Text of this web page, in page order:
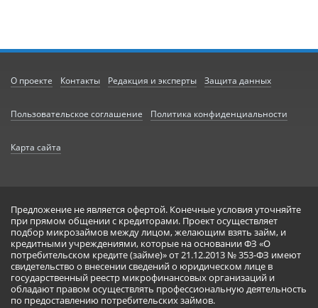
О проекте Контакты Редакция и эксперты Защита данных
Пользовательское соглашение Политика конфиденциальности
Карта сайта
Предложение не является офертой. Конечные условия уточняйте
при прямом общении с кредиторами. Проект осуществляет
подбор микрозаймов между лицом, желающим взять займ, и
кредитными учреждениями, которые на основании ФЗ «О
потребительском кредите (займе)» от 21.12.2013 № 353-ФЗ имеют
свидетельство о внесении сведений о юридическом лице в
государственный реестр микрофинансовых организаций и
обладают правом осуществлять профессиональную деятельность
по предоставлению потребительских займов.